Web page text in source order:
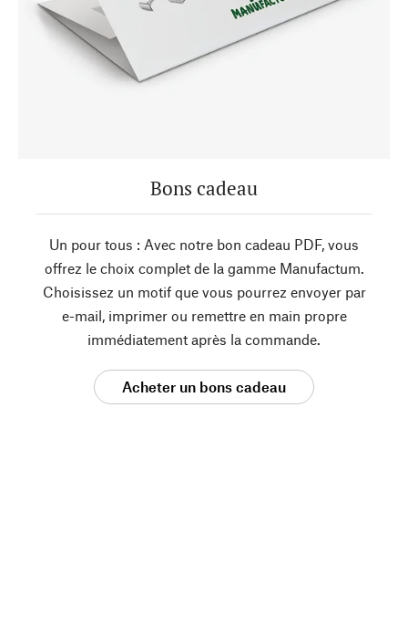
Bons cadeau
Un pour tous : Avec notre bon cadeau PDF, vous
offrez le choix complet de la gamme Manufactum.
Choisissez un motif que vous pourrez envoyer par
e-mail, imprimer ou remettre en main propre
immédiatement après la commande.
Acheter un bons cadeau